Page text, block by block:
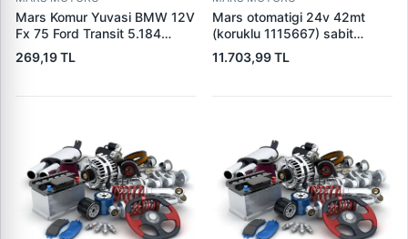
Mars Komur Yuvasi BMW 12V
Fx 75 Ford Transit 5.184
Visteon | PARS PRS-BHL230
| OEM 97VB11000AA
269,19 TL
Mars otomatigi 24v 42mt
(koruklu 1115667) sabit
pistonlu 3604650rx 7t0258
7x1955
11.703,99 TL